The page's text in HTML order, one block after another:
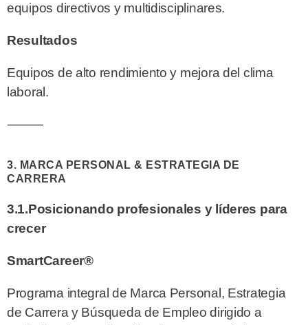
equipos directivos y multidisciplinares.
Resultados
Equipos de alto rendimiento y mejora del clima
laboral.
⸻
3. MARCA PERSONAL & ESTRATEGIA DE
CARRERA
3.1.Posicionando profesionales y líderes para
crecer
SmartCareer®
Programa integral de Marca Personal, Estrategia
de Carrera y Búsqueda de Empleo dirigido a